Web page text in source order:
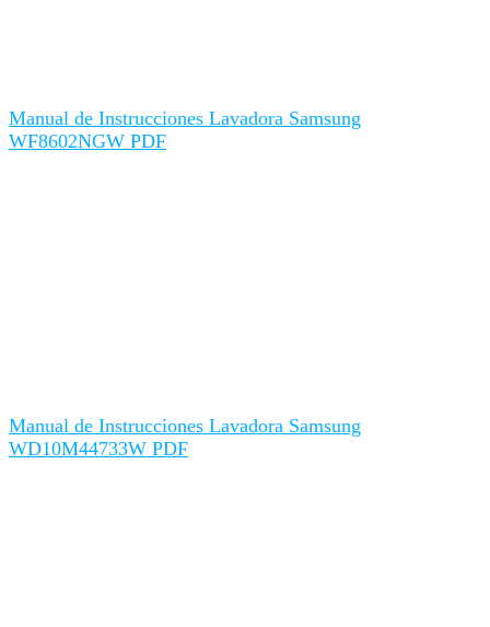
Manual de Instrucciones Lavadora Samsung
WF8602NGW PDF
Manual de Instrucciones Lavadora Samsung
WD10M44733W PDF